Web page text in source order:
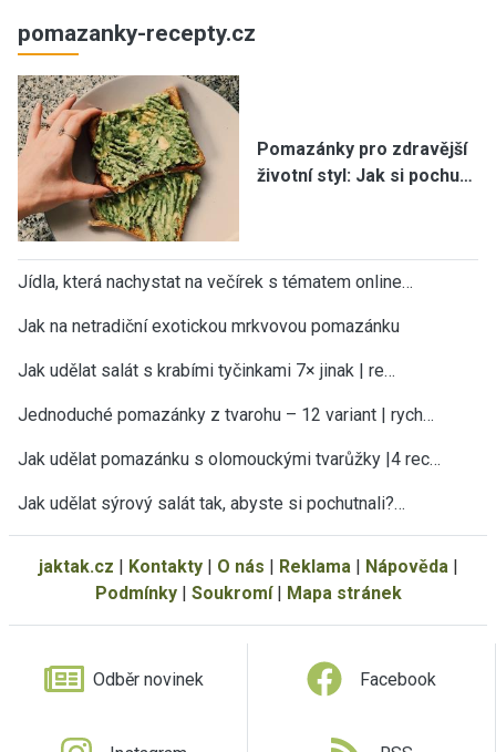
pomazanky-recepty.cz
Pomazánky pro zdravější
životní styl: Jak si pochu…
Jídla, která nachystat na večírek s tématem online…
Jak na netradiční exotickou mrkvovou pomazánku
Jak udělat salát s krabími tyčinkami 7× jinak | re…
Jednoduché pomazánky z tvarohu – 12 variant | rych…
Jak udělat pomazánku s olomouckými tvarůžky |4 rec…
Jak udělat sýrový salát tak, abyste si pochutnali?…
jaktak.cz | Kontakty| O nás | Reklama| Nápověda|
Podmínky| Soukromí| Mapa stránek
Odběr novinek Facebook